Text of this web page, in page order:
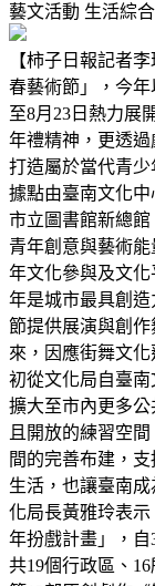
藝文活動 生活綜合
【柿子日報記者
春藝術節」，今年
至8月23日熱力展
年禮精神，更透過
打造屬於當代青
據點由臺南文化
市立圖書館新總
青年創意與藝術
年文化參與及文
年是城市最具創
節提供展演與創
來，因應街舞文
初從文化局自臺
擴大至市內更多
且開放的練習空
間的完善布建，
生活，也讓臺南
化局長黃雅玲表
年扮戲計畫」，
共19個行政區、